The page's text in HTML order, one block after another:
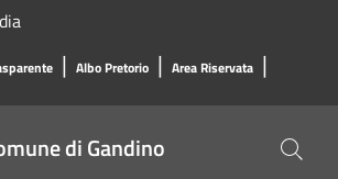
| Albo Pretorio | Area Riservata |
di Gandino